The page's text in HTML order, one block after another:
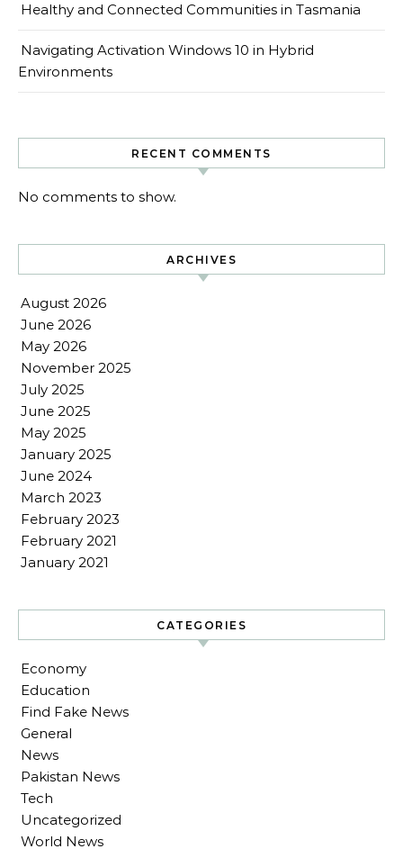
Healthy and Connected Communities in Tasmania
Navigating Activation Windows 10 in Hybrid
Environments
RECENT COMMENTS
No comments to show.
ARCHIVES
August 2026
June 2026
May 2026
November 2025
July 2025
June 2025
May 2025
January 2025
June 2024
March 2023
February 2023
February 2021
January 2021
CATEGORIES
Economy
Education
Find Fake News
General
News
Pakistan News
Tech
Uncategorized
World News